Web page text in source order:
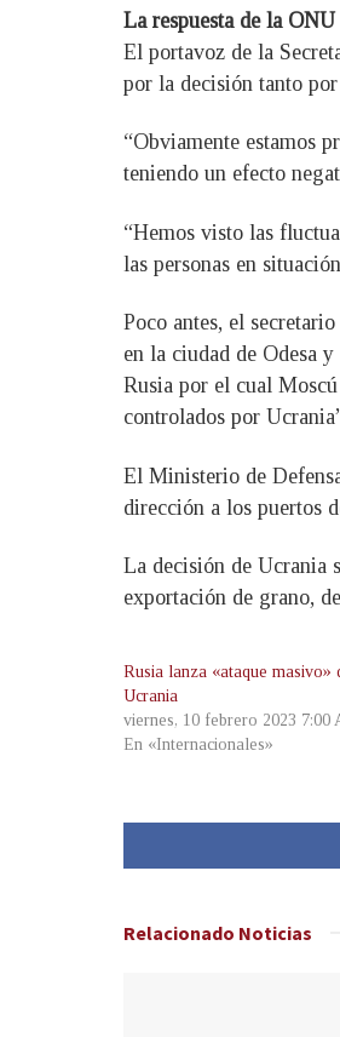
La respuesta de la ONU
El portavoz de la
por la decisión tanto
“Obviamente estamos
teniendo un efecto
“Hemos visto las
las personas en
Poco antes, el
en la ciudad de Odesa
Rusia por el cual
controlados por
El Ministerio de
dirección a los puertos
La decisión de Ucrania
exportación de grano,
Rusia lanza «ataque masivo»
Ucrania
viernes, 10 febrero 2023 7:00
En «Internacionales»
Relacionado Noticias